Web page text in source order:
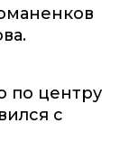
по центру
с